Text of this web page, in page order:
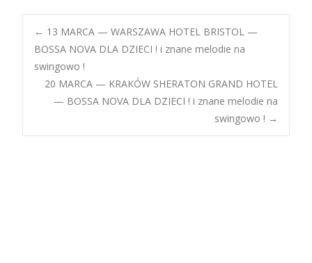
Post
navigation
← 13 MARCA — WARSZAWA HOTEL BRISTOL —
BOSSA NOVA DLA DZIECI ! i znane melodie na
swingowo !
20 MARCA — KRAKÓW SHERATON GRAND HOTEL
— BOSSA NOVA DLA DZIECI ! i znane melodie na
swingowo ! →